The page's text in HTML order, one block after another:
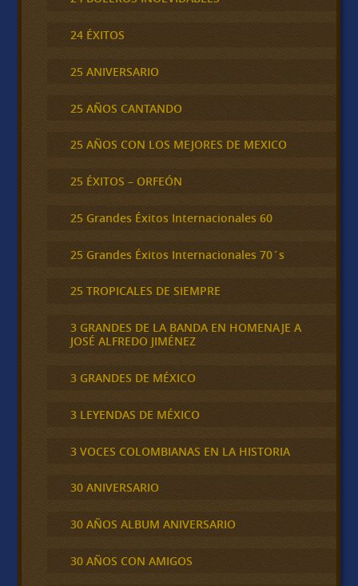
24 ÉXITOS
25 ANIVERSARIO
25 AÑOS CANTANDO
25 AÑOS CON LOS MEJORES DE MEXICO
25 ÉXITOS – ORFEÓN
25 Grandes Éxitos Internacionales 60
25 Grandes Éxitos Internacionales 70´s
25 TROPICALES DE SIEMPRE
3 GRANDES DE LA BANDA EN HOMENAJE A
JOSÉ ALFREDO JIMÉNEZ
3 GRANDES DE MÉXICO
3 LEYENDAS DE MÉXICO
3 VOCES COLOMBIANAS EN LA HISTORIA
30 ANIVERSARIO
30 AÑOS ALBUM ANIVERSARIO
30 AÑOS CON AMIGOS